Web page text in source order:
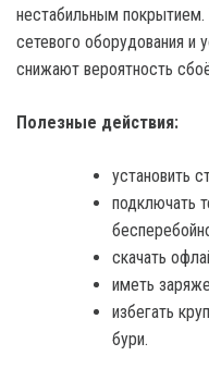
нестабильным покрытием.
сетевого оборудования и
снижают вероятность
Полезные действия:
установить
подключать
скачать
иметь
избегать
бури.